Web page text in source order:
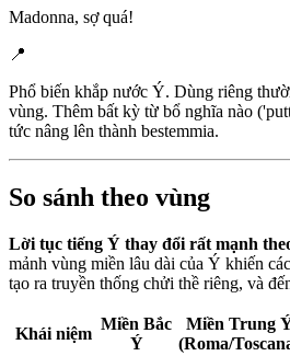
Madonna, sợ quá!
📍
Phổ biến khắp nước Ý. Dùng riêng
vùng. Thêm bất kỳ từ bổ nghĩa nào
tức nâng lên thành bestemmia.
So sánh theo vùng
Lời tục tiếng Ý thay đổi rất mạnh
mảnh vùng miền lâu dài của Ý khiến
tạo ra truyền thống chửi thề riêng, và
Khái niệm
Miền Bắc
Ý
Miền Trung
(Roma/